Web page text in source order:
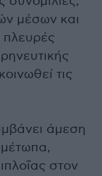
μέσων και
πλευρές
τις
άμεση
στον